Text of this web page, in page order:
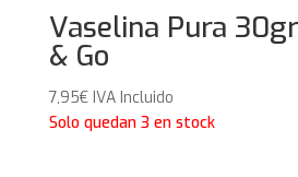
Vaselina Pura
& Go
7,95€ IVA Incluido
Solo quedan 3 en stock